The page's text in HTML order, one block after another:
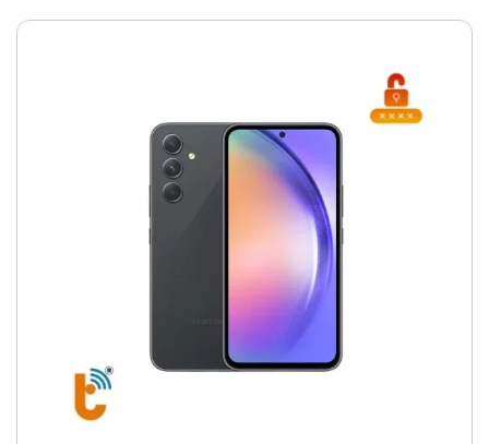
Thay loa Thay kính lưng Thay vỏ Thay chân sạc
Màn hình iPhone Màn hình Samsung
Màn hình Xiaomi Màn hình Realme
Màn hình Vsmart Màn hình Google Pixel
Thay pin
Pin Oppo
Thay vỏ